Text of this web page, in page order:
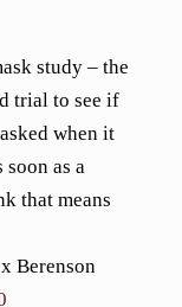
study – the
trial to see if
when it
as a
that means
Berenson